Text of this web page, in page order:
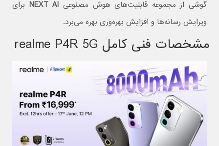
گوشی از مجموعه قابلیت‌های هوش مصنوعی NEXT AI برای
ویرایش رسانه‌ها و افزایش بهره‌وری بهره می‌برد.
مشخصات فنی کامل realme P4R 5G